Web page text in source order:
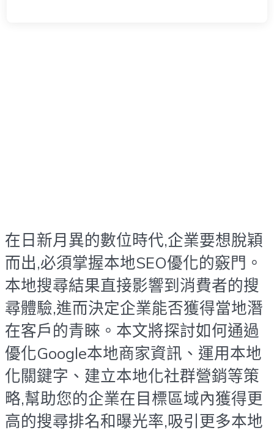
在日新月異的數位時代,企業要想脫穎
而出,必須掌握本地SEO優化的竅門。
本地搜尋結果直接影響到消費者的搜
尋體驗,進而決定企業能否獲得當地潛
在客戶的青睞。本文將探討如何通過
優化Google本地商家資訊、運用本地
化關鍵字、建立本地化社群營銷等策
略,幫助您的企業在目標區域內獲得更
高的搜尋排名和曝光率,吸引更多本地